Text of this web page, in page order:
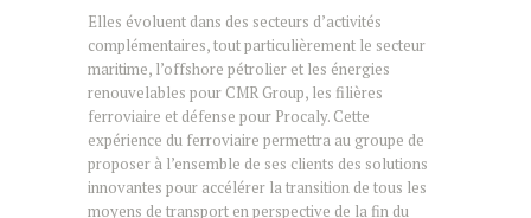
Elles évoluent dans des secteurs d’activités
complémentaires, tout particulièrement le secteur
maritime, l’offshore pétrolier et les énergies
renouvelables pour CMR Group, les filières
ferroviaire et défense pour Procaly. Cette
expérience du ferroviaire permettra au groupe de
proposer à l’ensemble de ses clients des solutions
innovantes pour accélérer la transition de tous les
moyens de transport en perspective de la fin du